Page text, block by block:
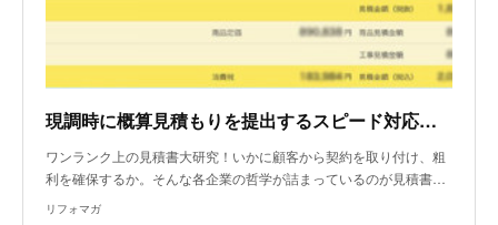
現調時に概算見積もりを提出するスピード対応で他社と差別化！
ワンランク上の見積書大研究！いかに顧客から契約を取り付け、粗
利を確保するか。そんな各企業の哲学が詰まっているのが見積書…
リフォマガ